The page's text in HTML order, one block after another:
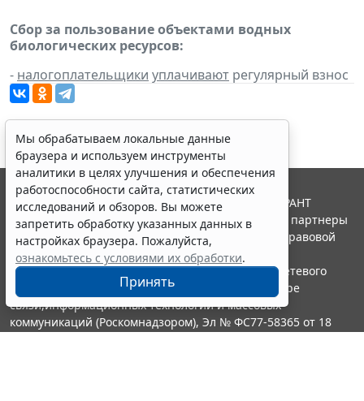
Сбор за пользование объектами водных
биологических ресурсов:
- налогоплательщики уплачивают регулярный взнос
Мы обрабатываем локальные данные
браузера и используем инструменты
аналитики в целях улучшения и обеспечения
работоспособности сайта, статистических
исследований и обзоров. Вы можете
запретить обработку указанных данных в
настройках браузера. Пожалуйста,
ознакомьтесь с условиями их обработки.
Принять
© ООО "НПП "ГАРАНТ-СЕРВИС", 2026. Система ГАРАНТ
выпускается с 1990 года. Компания "Гарант" и ее партнеры
являются участниками Российской ассоциации правовой
информации ГАРАНТ.
Портал ГАРАНТ.РУ зарегистрирован в качестве сетевого
издания Федеральной службой по надзору в сфере
связи,информационных технологий и массовых
коммуникаций (Роскомнадзором), Эл № ФС77-58365 от 18